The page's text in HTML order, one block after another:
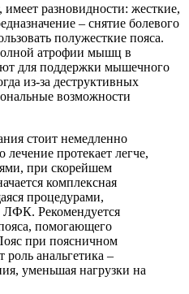
имеет разновидности: жесткие,
– снятие болевого
полужесткие пояса.
атрофии мышц в
для поддержки мышечного
из-за деструктивных
возможности
стоит немедленно
лечение протекает легче,
при скорейшем
комплексная
процедурами,
ЛФК. Рекомендуется
помогающего
при поясничном
роль анальгетика –
уменьшая нагрузки на